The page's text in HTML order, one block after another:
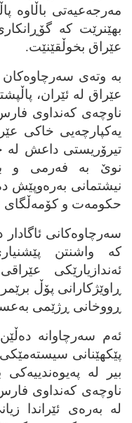
مه‌رجه‌عیه‌تی باڵاوه‌
بهێنرێت که‌
عێراق بخوڵقێنێت.
به‌ وته‌ی سه‌رچاوه‌کان
عێراق له‌ ئێران،
ناوچه‌ی که‌نداوی
یه‌کپارچه‌یی خاکی
تیرۆریستی داعش له‌
نوێ به‌ فه‌رمی و
نیشتمانی به‌ره‌وپێش
حکومه‌ت و کۆمه‌ڵگای
سه‌رچاوه‌کانی
که‌ واشنتن
ئه‌ندازیارێکی
ڕاوێژکارانی پۆڵ
ڕووخانی ڕژێمی
ئه‌م سه‌رچاوانه‌
پێکهێنانی
بیر له‌
ناوچه‌ی که‌نداوی
له‌ به‌ره‌ی ئێراندا